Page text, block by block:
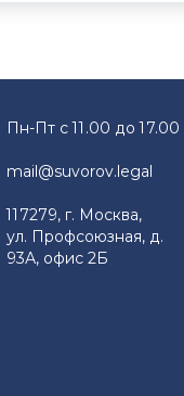
Пн-Пт с 11.00 до 17.00
mail@suvorov.legal
117279, г. Москва,
ул. Профсоюзная, д.
93А, офис 2Б